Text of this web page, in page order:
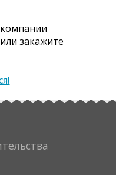
закажите